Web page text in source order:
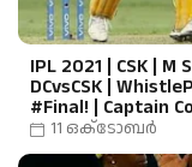
IPL 2021 | CSK | M
DCvsCSK |
#Final! | Captain
11 ഒക്‌ടോബർ